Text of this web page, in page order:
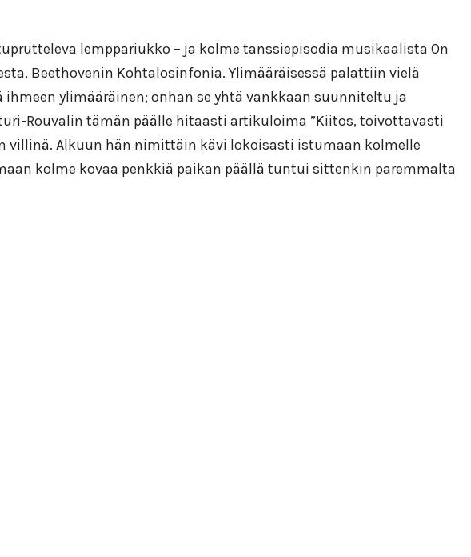
lemppariukko – ja kolme tanssiepisodia musikaalista On
Beethovenin Kohtalosinfonia. Ylimääräisessä palattiin vielä
ylimääräinen; onhan se yhtä vankkaan suunniteltu ja
Rouvalin tämän päälle hitaasti artikuloima ”Kiitos, toivottavasti
villinä. Alkuun hän nimittäin kävi lokoisasti istumaan kolmelle
kolme kovaa penkkiä paikan päällä tuntui sittenkin paremmalta